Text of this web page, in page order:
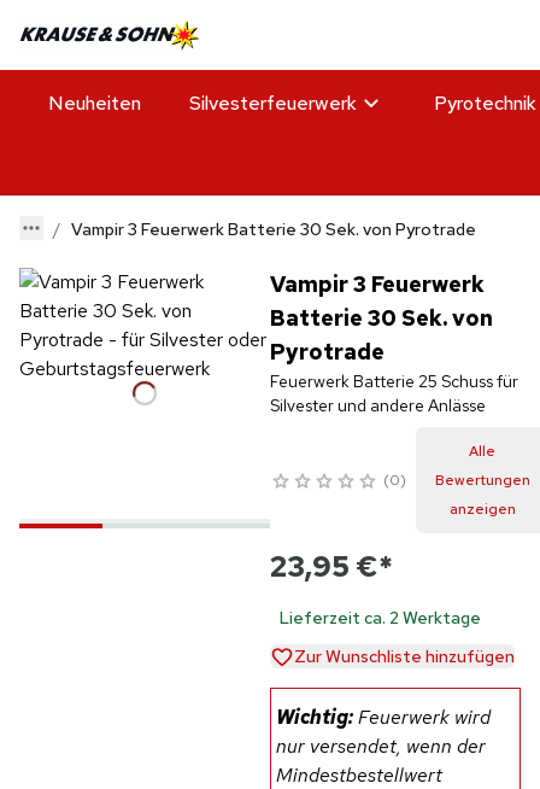
Neuheiten Silvesterfeuerwerk Pyrotechnik
Vampir 3 Feuerwerk Batterie 30 Sek. von Pyrotrade
Vampir 3 Feuerwerk
Batterie 30 Sek. von
Pyrotrade
Feuerwerk Batterie 25 Schuss für
Silvester und andere Anlässe
0
Alle
Bewertungen
anzeigen
23,95 €*
Lieferzeit ca. 2 Werktage
Zur Wunschliste hinzufügen
Wichtig:Feuerwerk wird
nur versendet, wenn der
Mindestbestellwert